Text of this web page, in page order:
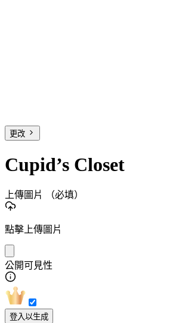
更改
Cupid’s Closet
上傳圖片 （必填）
點擊上傳圖片
公開可見性
登入以生成